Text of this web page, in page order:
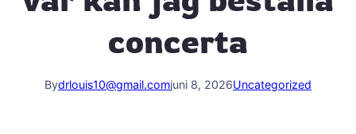
concerta
Bydrlouis10@gmail.comjuni 8, 2026Uncategorized